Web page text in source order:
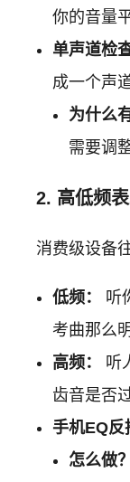
你的音量
单声道检
成一个声道
为什么
需要调
2. 高低频表
消费级设备
低频：
听
考曲那么
高频：
听
齿音是否
手机EQ反
怎么做？